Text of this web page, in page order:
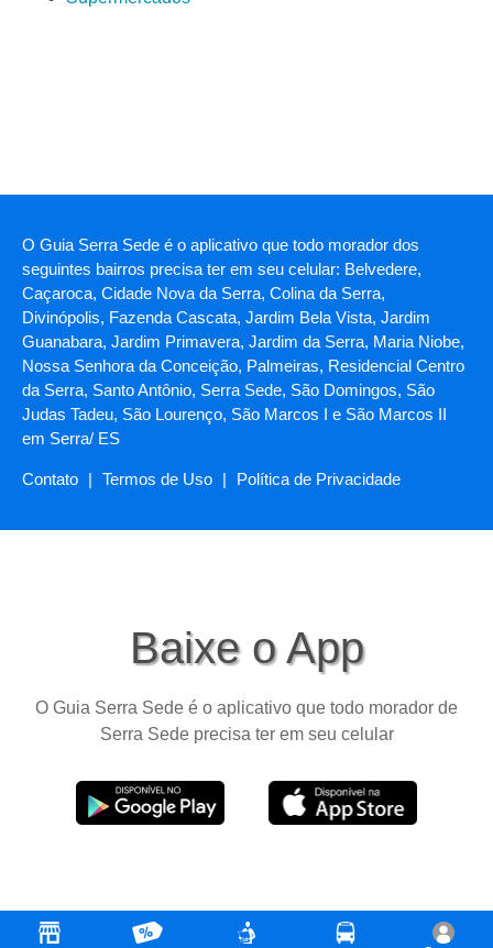
O Guia Serra Sede é o aplicativo que todo morador dos
seguintes bairros precisa ter em seu celular: Belvedere,
Caçaroca, Cidade Nova da Serra, Colina da Serra,
Divinópolis, Fazenda Cascata, Jardim Bela Vista, Jardim
Guanabara, Jardim Primavera, Jardim da Serra, Maria Niobe,
Nossa Senhora da Conceição, Palmeiras, Residencial Centro
da Serra, Santo Antônio, Serra Sede, São Domingos, São
Judas Tadeu, São Lourenço, São Marcos I e São Marcos II
em Serra/ ES
Contato | Termos de Uso | Política de Privacidade
Baixe o App
O Guia Serra Sede é o aplicativo que todo morador de
Serra Sede precisa ter em seu celular